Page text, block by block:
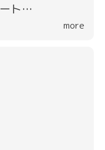
ト…
more